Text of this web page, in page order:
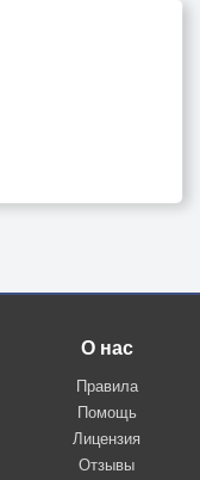
О нас
Правила
Помощь
Лицензия
Отзывы